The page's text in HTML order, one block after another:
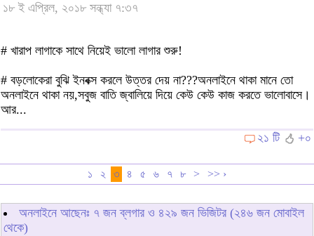
১৮ ই এপ্রিল, ২০১৮ সন্ধ্যা ৭:৩৭
# খারাপ লাগাকে সাথে নিয়েই ভালো লাগার শুরু!
# বড়লোকেরা বুঝি ইনবক্স করলে উত্তর দেয় না???অনলাইনে থাকা মানে তো
অনলাইনে থাকা নয়,সবুজ বাতি জ্বালিয়ে দিয়ে কেউ কেউ কাজ করতে ভালোবাসে।
আর...
২১ টি
+০
১ ২ ৩ ৪ ৫ ৬ ৭ ৮ > >> ›
অনলাইনে আছেনঃ ৭ জন ব্লগার ও ৪২৯ জন ভিজিটর (২৪৬ জন মোবাইল
থেকে)